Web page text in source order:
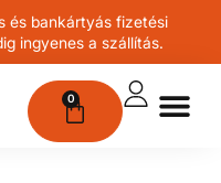
és bankártyás fizetési
ingyenes a szállítás.
0